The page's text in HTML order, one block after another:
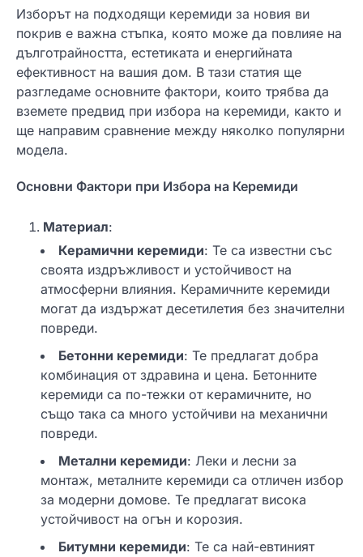
Изборът на подходящи керемиди за новия ви
покрив е важна стъпка, която може да повлияе на
дълготрайността, естетиката и енергийната
ефективност на вашия дом. В тази статия ще
разгледаме основните фактори, които трябва да
вземете предвид при избора на керемиди, както и
ще направим сравнение между няколко популярни
модела.
Основни Фактори при Избора на Керемиди
Материал:
Керамични керемиди: Те са известни със
своята издръжливост и устойчивост на
атмосферни влияния. Керамичните керемиди
могат да издържат десетилетия без значителни
повреди.
Бетонни керемиди: Те предлагат добра
комбинация от здравина и цена. Бетонните
керемиди са по-тежки от керамичните, но
също така са много устойчиви на механични
повреди.
Метални керемиди: Леки и лесни за
монтаж, металните керемиди са отличен избор
за модерни домове. Те предлагат висока
устойчивост на огън и корозия.
Битумни керемиди: Те са най-евтиният